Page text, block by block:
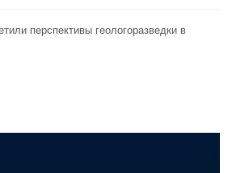
перспективы геологоразведки в